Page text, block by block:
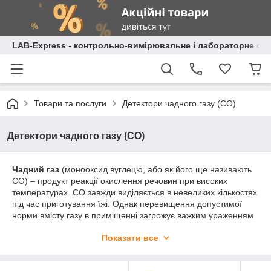
LAB-Express - контрольно-вимірювальне і лабораторне
Товари та послуги Детектори чадного газу (СО)
Детектори чадного газу (СО)
Чадний газ (монооксид вуглецю, або як його ще називають
CO) – продукт реакції окислення речовин при високих
температурах. CO завжди виділяється в невеликих кількостях
під час приготування їжі. Однак перевищення допустимої
норми вмісту газу в приміщенні загрожує важким ураженням
Чадний газ щорічно забирає життя тисяч людей тільки через
Показати все